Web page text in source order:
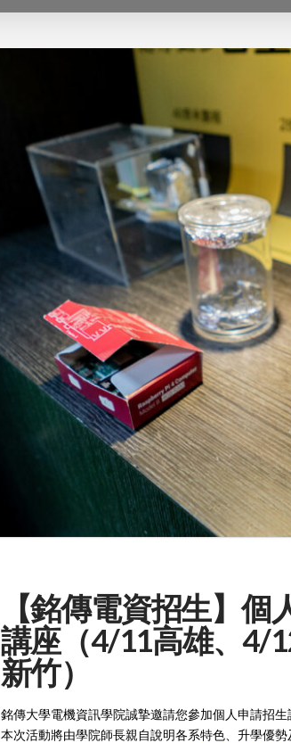
【銘傳電資招生】
講座（4/11高雄、4/
新竹）
銘傳大學電機資訊學院誠摯邀請您參加個人申請招生
本次活動將由學院師長親自說明各系特色、升學優